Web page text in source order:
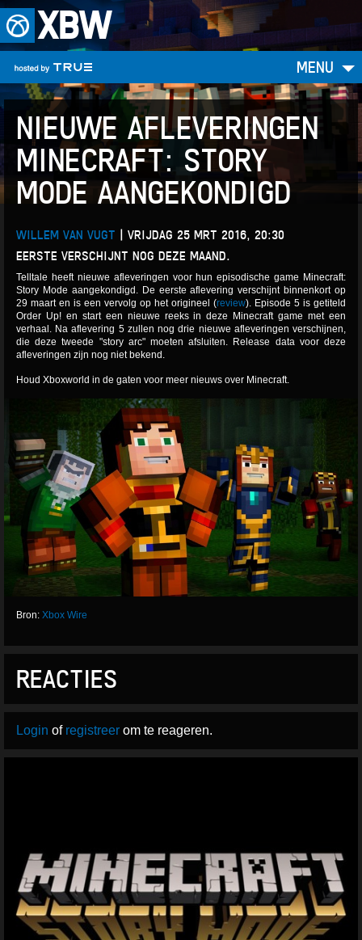
XBW
MENU
NIEUWE AFLEVERINGEN
MINECRAFT: STORY
MODE AANGEKONDIGD
WILLEM VAN VUGT | VRIJDAG 25 MRT 2016, 20:30
EERSTE VERSCHIJNT NOG DEZE MAAND.
Telltale heeft nieuwe afleveringen voor hun episodische game Minecraft:
Story Mode aangekondigd. De eerste aflevering verschijnt binnenkort op
29 maart en is een vervolg op het origineel (review). Episode 5 is getiteld
Order Up! en start een nieuwe reeks in deze Minecraft game met een
verhaal. Na aflevering 5 zullen nog drie nieuwe afleveringen verschijnen,
die deze tweede "story arc" moeten afsluiten. Release data voor deze
afleveringen zijn nog niet bekend.
Houd Xboxworld in de gaten voor meer nieuws over Minecraft.
Bron: Xbox Wire
REACTIES
Login of registreer om te reageren.